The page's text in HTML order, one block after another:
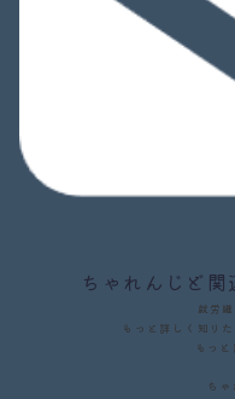
ちゃれんじど
就労
もっと詳しく知り
もっ
ち